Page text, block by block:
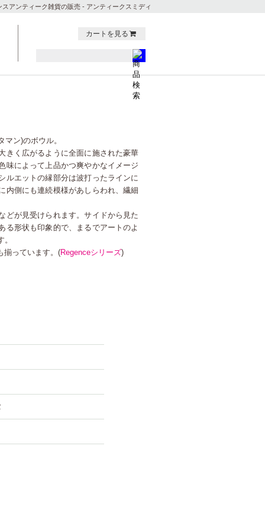
スアンティーク雑貨の販売 - アンティークスミディ
カートを見る
マン)のボウル。
きく広がるように全面に施された豪華
味によって上品かつ爽やかなイメージ
ルエットの縁部分は波打ったラインに
内側にも連続模様があしらわれ、繊細
どが見受けられます。サイドから見た
る形状も印象的で、まるでアートのよ
揃っています。(Regenceシリーズ)